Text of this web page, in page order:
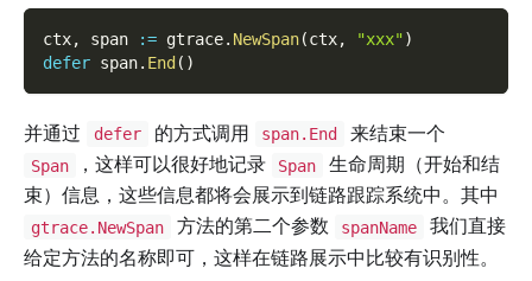
ctx, span := gtrace. NewSpan(ctx, "xxx")
defer span. End ( )
并通过 defer 的方式调用 span.End 来结束一个
Span ，这样可以很好地记录 Span
生命周期（开始和结
束）信息，这些信息都将会展示到链路跟踪系统中。其中
gtrace.NewSpan 方法的第二个参数 spanName
我们直接
给定方法的名称即可，这样在链路展示中比较有识别性。